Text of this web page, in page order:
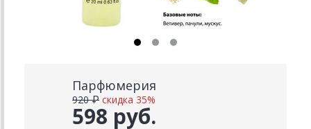
Парфюмерия
598 руб.
920 ₽ скидка 35%